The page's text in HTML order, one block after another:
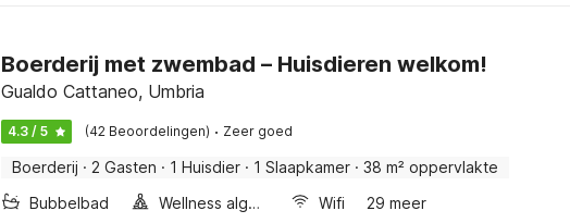
Boerderij met zwembad – Huisdieren welkom!
Gualdo Cattaneo, Umbria
4.3 / 5 (42 Beoordelingen) · Zeer goed
Boerderij · 2 Gasten · 1 Huisdier · 1 Slaapkamer · 38 m² oppervlakte
Bubbelbad
Wellness algemeen Wifi
29 meer